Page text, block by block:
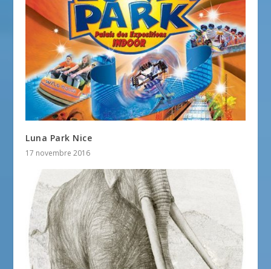
Luna Park Nice
17 novembre 2016